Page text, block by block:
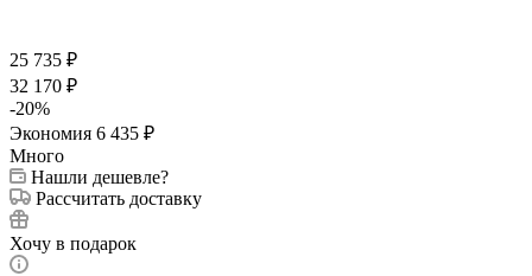
25 735 ₽
32 170 ₽
-20%
Экономия 6 435 ₽
Много
Нашли дешевле?
Рассчитать доставку
Хочу в подарок